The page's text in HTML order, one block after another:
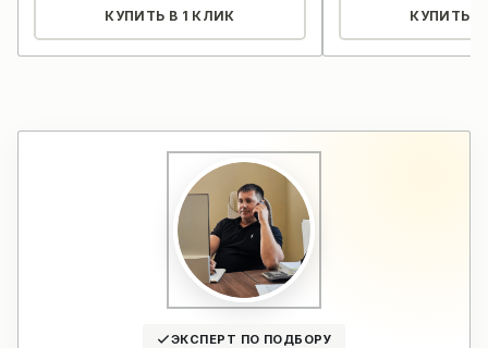
КУПИТЬ В 1 КЛИК КУПИТЬ В
ЭКСПЕРТ ПО ПОДБОРУ